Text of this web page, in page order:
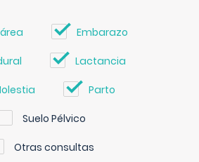
Embarazo
Lactancia
Parto
Suelo Pélvico
Otras consultas